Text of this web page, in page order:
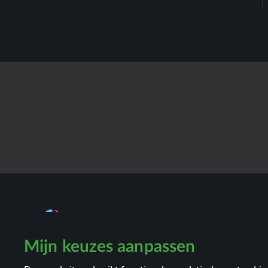
Mijn keuzes aanpassen